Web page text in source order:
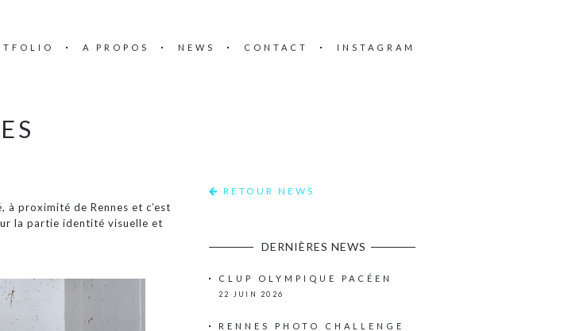
A PROPOS NEWS CONTACT INSTAGRAM
à proximité de Rennes et c’est
la partie identité visuelle et
RETOUR NEWS
DERNIÈRES NEWS
CLUP OLYMPIQUE PACÉEN
22 JUIN 2026
RENNES PHOTO CHALLENGE